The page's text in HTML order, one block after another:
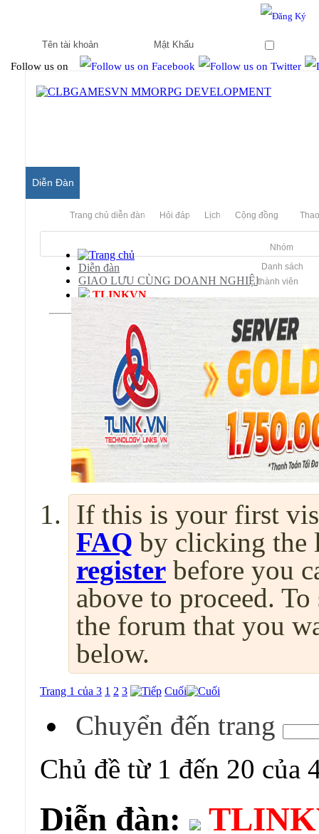
Follow us on
Diễn Đàn
Trang chủ diễn đàn Hỏi đáp Lịch Cộng đồng
Nhóm
Danh sách
thành viên
Diễn đàn
GIAO LƯU CÙNG DOANH NGHIỆP
TLINKVN
If this is your first
FAQ by clicking the
register before you
above to proceed.
the forum that you
below.
Trang 1 của 3 1 2 3 Cuối
Chuyển đến trang
Chủ đề từ 1 đến 20 của
Diễn đàn: